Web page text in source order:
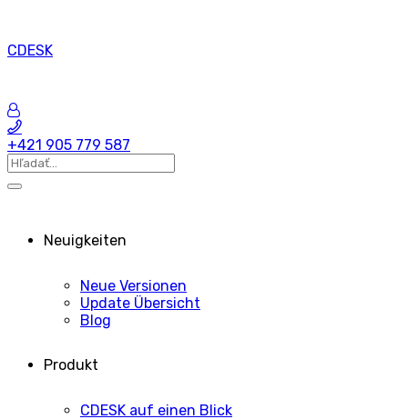
CDESK
+421 905 779 587
Neuigkeiten
Neue Versionen
Update Übersicht
Blog
Produkt
CDESK auf einen Blick